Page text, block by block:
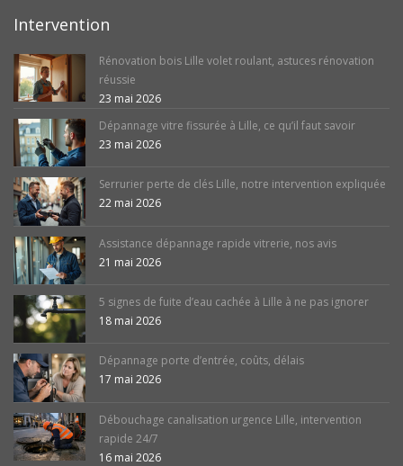
Intervention
Rénovation bois Lille volet roulant, astuces rénovation
réussie
23 mai 2026
Dépannage vitre fissurée à Lille, ce qu’il faut savoir
23 mai 2026
Serrurier perte de clés Lille, notre intervention expliquée
22 mai 2026
Assistance dépannage rapide vitrerie, nos avis
21 mai 2026
5 signes de fuite d’eau cachée à Lille à ne pas ignorer
18 mai 2026
Dépannage porte d’entrée, coûts, délais
17 mai 2026
Débouchage canalisation urgence Lille, intervention
rapide 24/7
16 mai 2026